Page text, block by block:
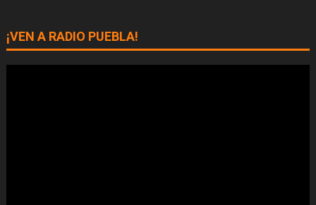
¡VEN A RADIO PUEBLA!